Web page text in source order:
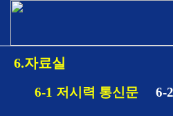
6.자료실
6-1 저시력 통신문 6-